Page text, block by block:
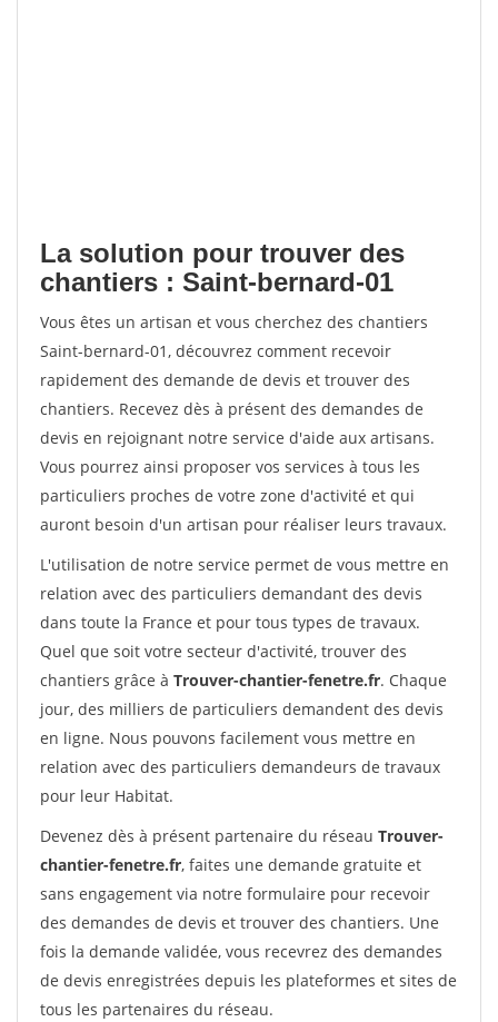
La solution pour trouver des
chantiers : Saint-bernard-01
Vous êtes un artisan et vous cherchez des chantiers
Saint-bernard-01, découvrez comment recevoir
rapidement des demande de devis et trouver des
chantiers. Recevez dès à présent des demandes de
devis en rejoignant notre service d'aide aux artisans.
Vous pourrez ainsi proposer vos services à tous les
particuliers proches de votre zone d'activité et qui
auront besoin d'un artisan pour réaliser leurs travaux.
L'utilisation de notre service permet de vous mettre en
relation avec des particuliers demandant des devis
dans toute la France et pour tous types de travaux.
Quel que soit votre secteur d'activité, trouver des
chantiers grâce à Trouver-chantier-fenetre.fr. Chaque
jour, des milliers de particuliers demandent des devis
en ligne. Nous pouvons facilement vous mettre en
relation avec des particuliers demandeurs de travaux
pour leur Habitat.
Devenez dès à présent partenaire du réseau Trouver-
chantier-fenetre.fr, faites une demande gratuite et
sans engagement via notre formulaire pour recevoir
des demandes de devis et trouver des chantiers. Une
fois la demande validée, vous recevrez des demandes
de devis enregistrées depuis les plateformes et sites de
tous les partenaires du réseau.